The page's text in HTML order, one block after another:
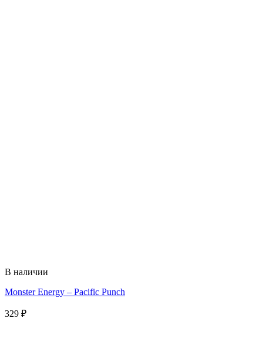
В наличии
Monster Energy – Pacific Punch
329 ₽